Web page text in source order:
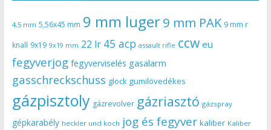
4,5 mm 5,56x45 mm 9 mm luger9 mm PAK 9 mm r
knall 9x19 9x19 mm 22 lr 45 acp assault rifle ccw eu
fegyverjog fegyverviselés gasalarm
gasschreckschuss glock gumilövedékes
gázpisztoly gázrevolver gázriasztó gázspray
gépkarabély heckler und koch jog és fegyver kaliber Kaliber